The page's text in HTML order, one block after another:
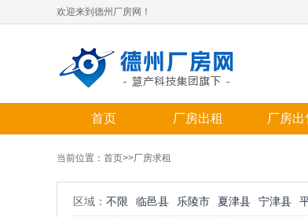
欢迎来到德州厂房网！
首页 厂房出租 厂房出
当前位置： 首页>>厂房求租
区域： 不限 临邑县 乐陵市 夏津县 宁津县